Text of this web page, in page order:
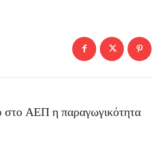
στο ΑΕΠ η παραγωγικότητα